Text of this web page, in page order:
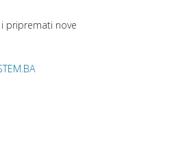
pripremati nove